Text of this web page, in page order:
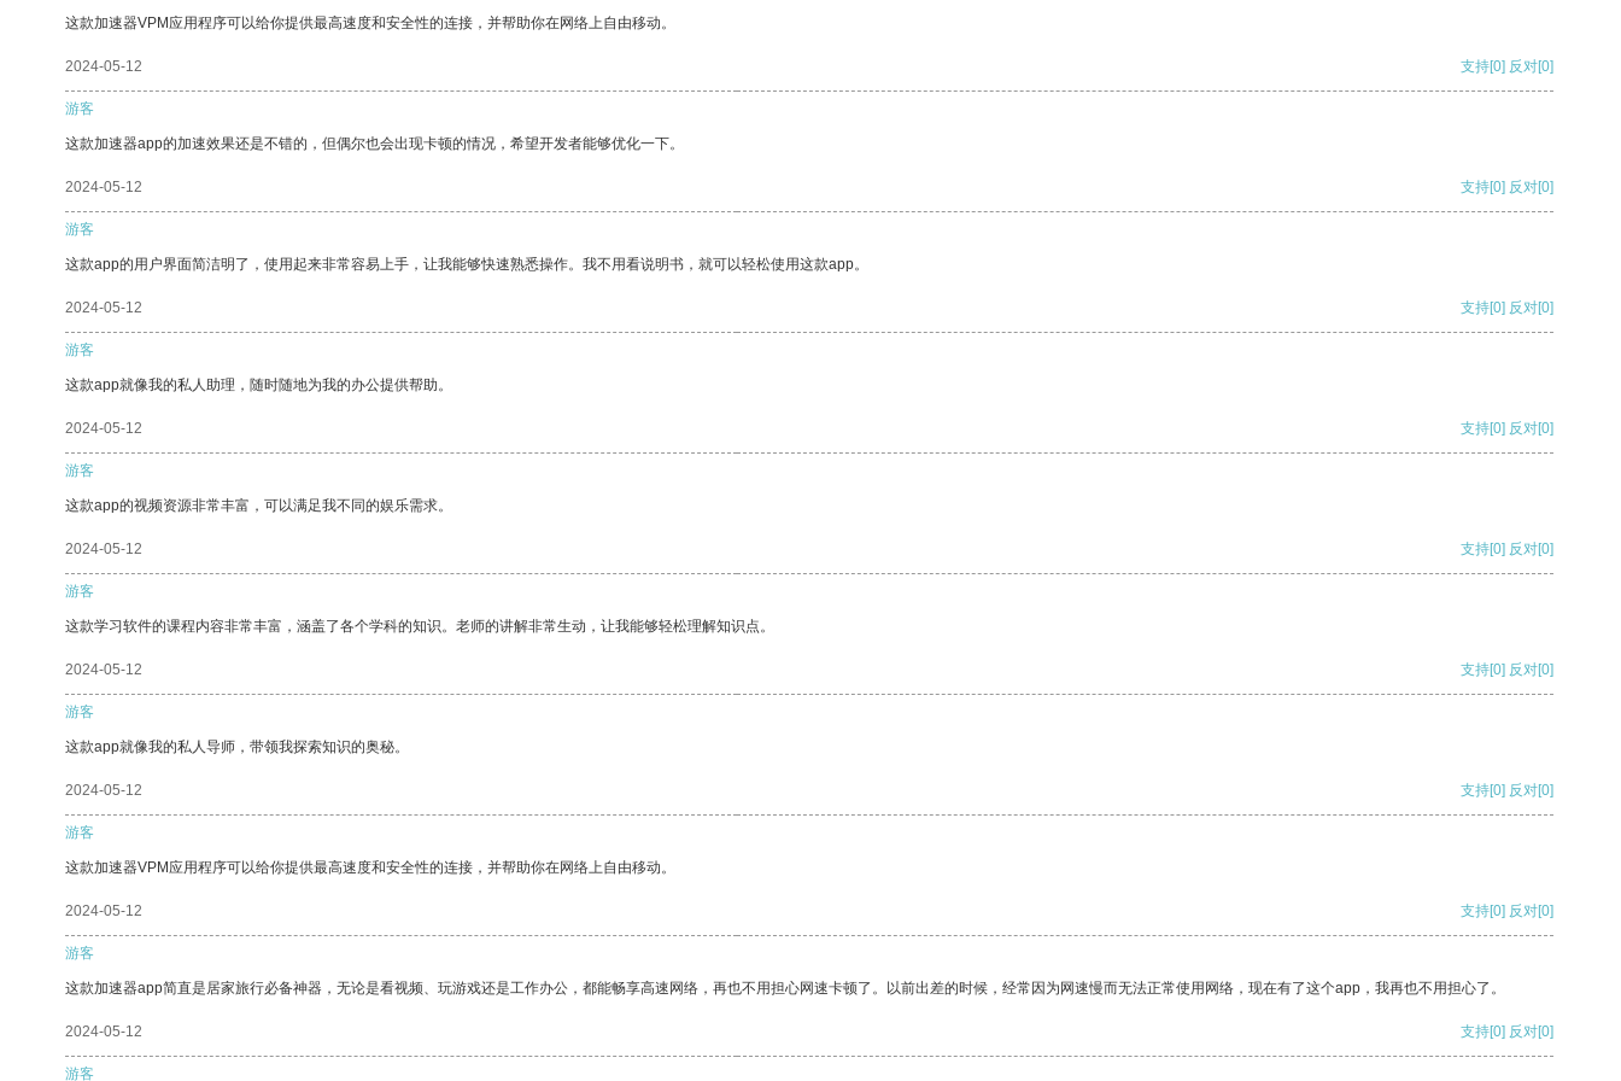
这款加速器VPM应用程序可以给你提供最高速度和安全性的连接，并帮助你在网络上自由移动。
2024-05-12 支持[0] 反对[0]
游客
这款加速器app的加速效果还是不错的，但偶尔也会出现卡顿的情况，希望开发者能够优化一下。
2024-05-12 支持[0] 反对[0]
游客
这款app的用户界面简洁明了，使用起来非常容易上手，让我能够快速熟悉操作。我不用看说明书，就可以轻松使用这款app。
2024-05-12 支持[0] 反对[0]
游客
这款app就像我的私人助理，随时随地为我的办公提供帮助。
2024-05-12 支持[0] 反对[0]
游客
这款app的视频资源非常丰富，可以满足我不同的娱乐需求。
2024-05-12 支持[0] 反对[0]
游客
这款学习软件的课程内容非常丰富，涵盖了各个学科的知识。老师的讲解非常生动，让我能够轻松理解知识点。
2024-05-12 支持[0] 反对[0]
游客
这款app就像我的私人导师，带领我探索知识的奥秘。
2024-05-12 支持[0] 反对[0]
游客
这款加速器VPM应用程序可以给你提供最高速度和安全性的连接，并帮助你在网络上自由移动。
2024-05-12 支持[0] 反对[0]
游客
这款加速器app简直是居家旅行必备神器，无论是看视频、玩游戏还是工作办公，都能畅享高速网络，再也不用担心网速卡顿了。以前出差的时候，经常因为网速慢而无法正常使用网络，现在有了这个app，我再也不用担心了。
2024-05-12 支持[0] 反对[0]
游客